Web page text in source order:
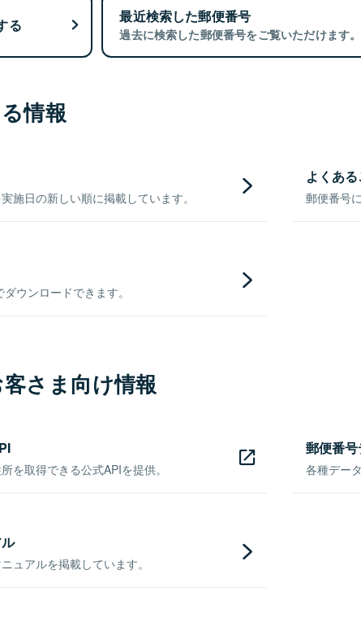
る 最近検索した郵便番号
過去に検索した郵便番号をご覧いただけます。
情報
施日の新しい順に掲載しています。
よくあ
郵便番号
ウンロードできます。
さま向け情報
を取得できる公式APIを提供。
郵便番
各種デー
ュアルを掲載しています。